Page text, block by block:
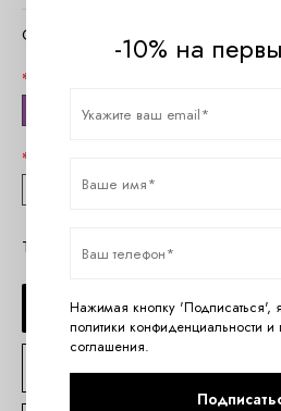
Очистить параметры
105B
Таблица размеров Ava
ДОБАВИТЬ В
КУПИТЬ В 1
-10% на
Нажимая кнопку 'Подписаться',
политики конфиденциальности и
соглашения.